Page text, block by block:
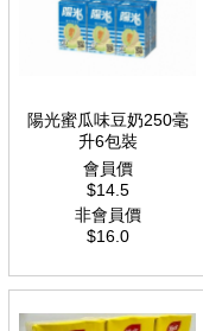
陽光蜜瓜味豆奶250毫
升6包裝
會員價
$14.5
非會員價
$16.0